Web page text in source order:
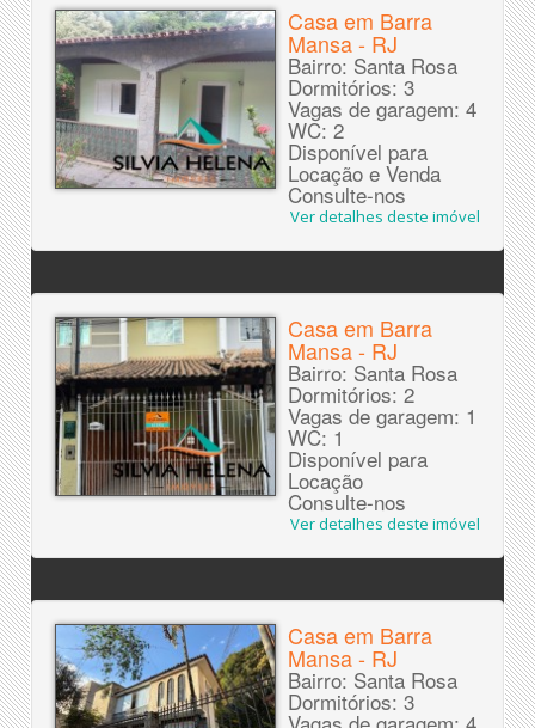
Casa em Barra
Mansa - RJ
Bairro: Santa Rosa
Dormitórios: 3
Vagas de garagem: 4
WC: 2
Disponível para
Locação e Venda
Consulte-nos
Ver detalhes deste imóvel
Casa em Barra
Mansa - RJ
Bairro: Santa Rosa
Dormitórios: 2
Vagas de garagem: 1
WC: 1
Disponível para
Locação
Consulte-nos
Ver detalhes deste imóvel
Casa em Barra
Mansa - RJ
Bairro: Santa Rosa
Dormitórios: 3